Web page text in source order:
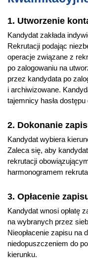
1. Utworzenie
Kandydat zakłada
Rekrutacji podając
operacje związane z
po zalogowaniu na
przez kandydata po
i archiwizowane.
tajemnicy hasła
2. Dokonanie
Kandydat wybiera
Zaleca się, aby
rekrutacji
harmonogramem
3. Opłacenie
Kandydat wnosi opłatę
na wybranych przez
Nieopłacenie zapisu na
niedopuszczeniem do
kierunku.